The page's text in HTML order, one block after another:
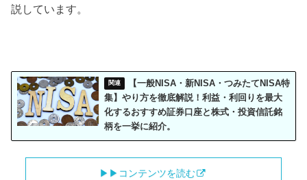
説しています。
【一般NISA・新NISA・つみたてNISA特
集】やり方を徹底解説！利益・利回りを最大
化するおすすめ証券口座と株式・投資信託銘
柄を一挙に紹介。
▶︎▶︎コンテンツを読む